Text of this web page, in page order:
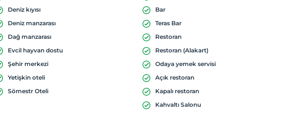
Deniz kıyısı
Deniz manzarası
Dağ manzarası
Evcil hayvan dostu
Şehir merkezi
Yetişkin oteli
Sömestr Oteli
Bar
Teras Bar
Restoran
Restoran (Alakart)
Odaya yemek servisi
Açık restoran
Kapalı restoran
Kahvaltı Salonu